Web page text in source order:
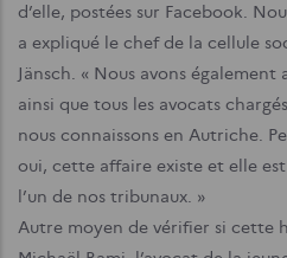
d’elle, postées sur Facebook.
a expliqué le chef de la cellule
Jänsch. « Nous avons
ainsi que tous les avocats
nous connaissons en Autriche.
oui, cette affaire existe et elle
l’un de nos tribunaux. »
Autre moyen de vérifier si cette